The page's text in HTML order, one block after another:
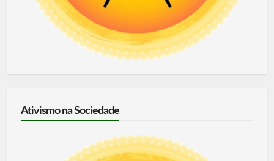
Ativismo na Sociedade